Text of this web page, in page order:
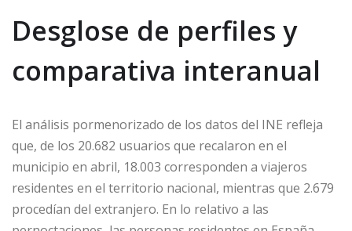
Desglose de perfiles y
comparativa interanual
El análisis pormenorizado de los datos del INE refleja
que, de los 20.682 usuarios que recalaron en el
municipio en abril, 18.003 corresponden a viajeros
residentes en el territorio nacional, mientras que 2.679
procedían del extranjero. En lo relativo a las